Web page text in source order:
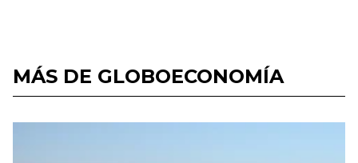
MÁS DE GLOBOECONOMÍA